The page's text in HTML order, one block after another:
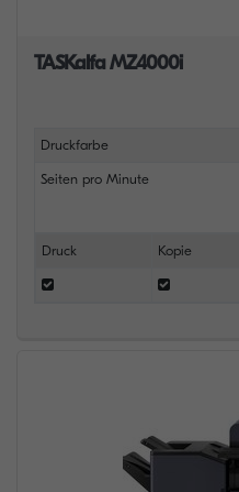
TASKalfa MZ4000i
Druckfarbe
Seiten pro Minute
Druck Kopie